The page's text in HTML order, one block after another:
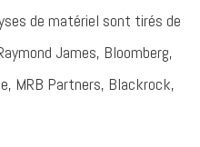
de matériel sont tirés de
James, Bloomberg,
MRB Partners, Blackrock,